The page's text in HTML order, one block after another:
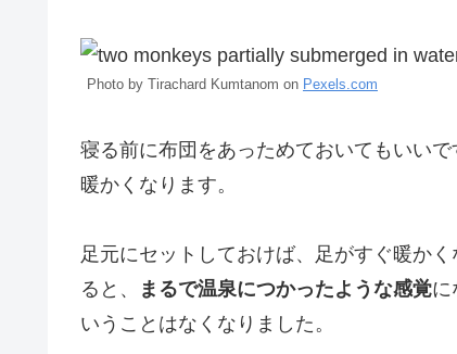
Photo by Tirachard Kumtanom on Pexels.com
寝る前に布団をあっためておいてもいい
暖かくなります。
足元にセットしておけば、足がすぐ暖か
ると、
まるで温泉につかったような感覚に
いうことはなくなりました。